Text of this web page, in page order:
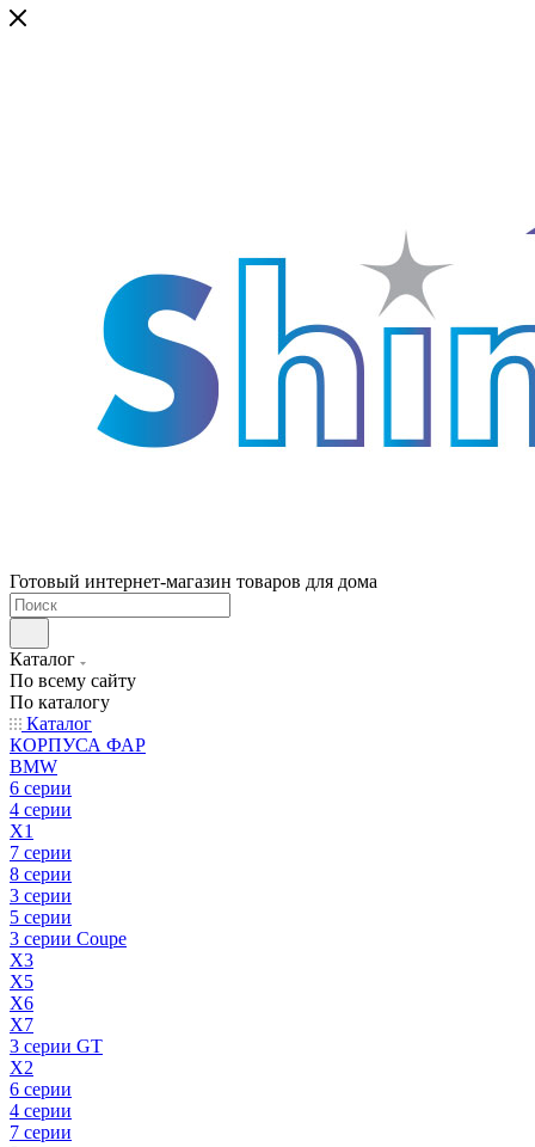
Готовый интернет-магазин товаров для дома
Каталог
По всему сайту
По каталогу
Каталог
КОРПУСА ФАР
BMW
6 серии
4 серии
X1
7 серии
8 серии
3 серии
5 серии
3 серии Coupe
X3
X5
X6
X7
3 серии GT
X2
6 серии
4 серии
7 серии